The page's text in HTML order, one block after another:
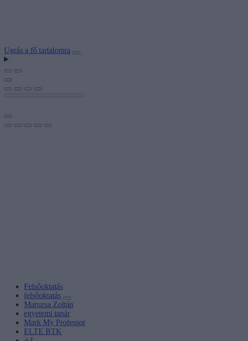
Ugrás a fő tartalomra
Felsőoktatás
felsőoktatás
Maruzsa Zoltán
egyetemi tanár
Mark My Professor
ELTE BTK